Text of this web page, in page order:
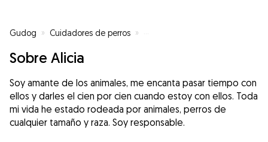
Gudog » Cuidadores de perros » Cuidadores de perros en Burgos
Sobre Alicia
Soy amante de los animales, me encanta pasar tiempo con
ellos y darles el cien por cien cuando estoy con ellos. Toda
mi vida he estado rodeada por animales, perros de
cualquier tamaño y raza. Soy responsable.